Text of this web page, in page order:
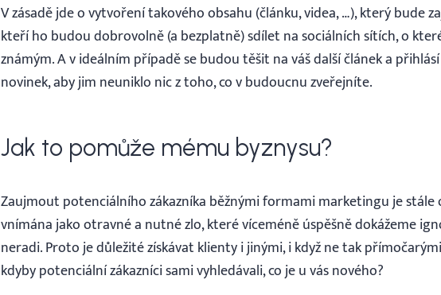
V zásadě jde o vytvoření takového obsahu (článku, videa, …), který bude
kteří ho budou dobrovolně (a bezplatně) sdílet na sociálních sítích, o
známým. A v ideálním případě se budou těšit na váš další článek a
novinek, aby jim neuniklo nic z toho, co v budoucnu zveřejníte.
Jak to pomůže mému byznysu?
Zaujmout potenciálního zákazníka běžnými formami marketingu je stále
vnímána jako otravné a nutné zlo, které víceméně úspěšně dokážeme
neradi. Proto je důležité získávat klienty i jinými, i když ne tak
kdyby potenciální zákazníci sami vyhledávali, co je u vás nového?